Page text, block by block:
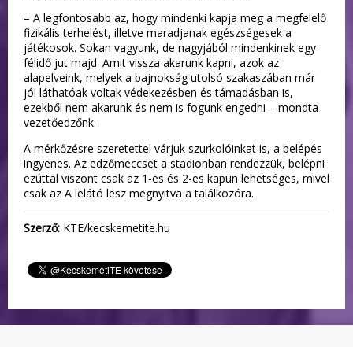
– A legfontosabb az, hogy mindenki kapja meg a megfelelő
fizikális terhelést, illetve maradjanak egészségesek a
játékosok. Sokan vagyunk, de nagyjából mindenkinek egy
félidő jut majd. Amit vissza akarunk kapni, azok az
alapelveink, melyek a bajnokság utolsó szakaszában már
jól láthatóak voltak védekezésben és támadásban is,
ezekből nem akarunk és nem is fogunk engedni – mondta
vezetőedzőnk.
A mérkőzésre szeretettel várjuk szurkolóinkat is, a belépés
ingyenes. Az edzőmeccset a stadionban rendezzük, belépni
ezúttal viszont csak az 1-es és 2-es kapun lehetséges, mivel
csak az A lelátó lesz megnyitva a találkozóra.
Szerző: KTE/kecskemetite.hu